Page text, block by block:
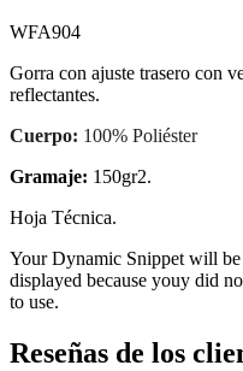
WFA904
Gorra con ajuste trasero con
reflectantes.
Cuerpo: 100% Poliéster
Gramaje: 150gr2.
Hoja Técnica.
Your Dynamic Snippet will be
displayed because youy did
to use.
Reseñas de los